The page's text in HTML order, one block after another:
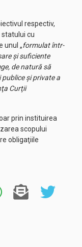
respectiv,
cu
unul „formulat într-
şi suficiente
de natură să
şi private a
Curţii
prin instituirea
scopului
obligaţiile